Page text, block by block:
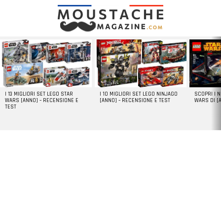
LATEST
STORIES
I 13 MIGLIORI SET LEGO STAR
WARS [ANNO] – RECENSIONE E
TEST
I 10 MIGLIORI SET LEGO NINJAGO
[ANNO] – RECENSIONE E TEST
SCOPRI I
WARS DI